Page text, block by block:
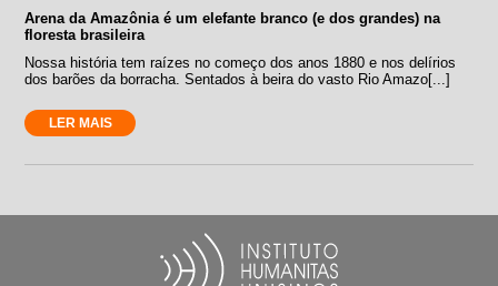
Arena da Amazônia é um elefante branco (e dos grandes) na
floresta brasileira
Nossa história tem raízes no começo dos anos 1880 e nos delírios
dos barões da borracha. Sentados à beira do vasto Rio Amazo[...]
LER MAIS